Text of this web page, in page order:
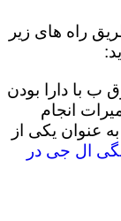
راه های زیر
با دارا بودن
انجام
عنوان یکی از
ال جی در